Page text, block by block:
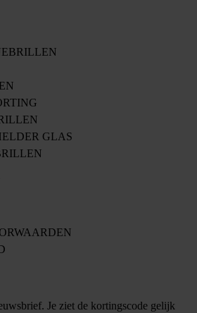
GLAS
Je ziet de kortingscode gelijk